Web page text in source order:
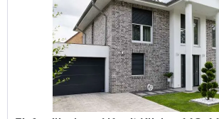
und sie unverkennbar werden zu lassen.